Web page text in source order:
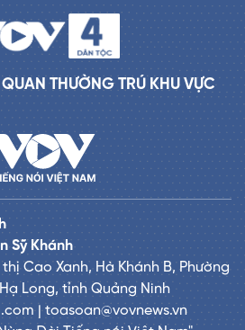
THƯỜNG TRÚ KHU VỰC
Sỹ Khánh
Cao Xanh, Hà Khánh B, Phường
Long, tỉnh Quảng Ninh
| toasoan@vovnews.vn